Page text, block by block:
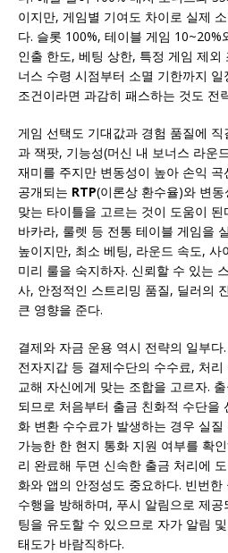
이지만, 게임별 기여도 차이로 실제
다. 슬롯 100%, 테이블 게임 10~20%
인출 한도, 베팅 상한, 특정 게임 제외
너스 수령 시점부터 소멸 기한까지
조건이라면 과감히 패스하는 것도 전
게임 선택도 기대값과 경험 품질에
과 잭팟, 기능성(머신 내 보너스 라운
재미를 주지만 변동성이 높아 손익
공개되는 RTP(이론상 환수율)와 변
맞는 타이틀을 고르는 것이 도움이
바카라, 룰렛 등 전통 테이블 게임을
높이지만, 최소 베팅, 라운드 속도, 사
미리 룰을 숙지하자. 신뢰할 수 있는
사, 안정적인 스트리밍 품질, 딜러의
큰 영향을 준다.
결제와 자금 운용 역시 전략의 일부
전자지갑 등 결제수단의 수수료, 처
교해 자신에게 맞는 조합을 고르자.
되므로 처음부터 출금 친화적 수단을
화 변환 수수료가 발생하는 경우 실
가능한 한 현지 통화 지원 여부를 확
리 완료해 두면 신속한 출금 처리에
화와 앱의 안정성도 중요하다. 빈번
수행을 방해하며, 푸시 알림으로 제
팅을 유도할 수 있으므로 자가 알림
태도가 바람직하다.